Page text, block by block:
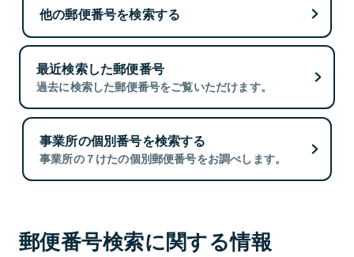
他の郵便番号を検索する
最近検索した郵便番号
過去に検索した郵便番号をご覧いただけます。
事業所の個別番号を検索する
事業所の７けたの個別郵便番号をお調べします。
郵便番号検索に関する情報